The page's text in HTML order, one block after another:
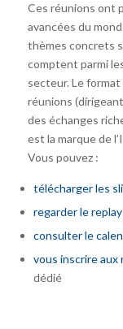
Ces réunions ont
avancées du
thèmes concrets
comptent parmi
secteur. Le
réunions
des échanges
est la marque de
Vous pouvez :
télécharger les
regarder le replay
consulter le
vous inscrire aux
dédié